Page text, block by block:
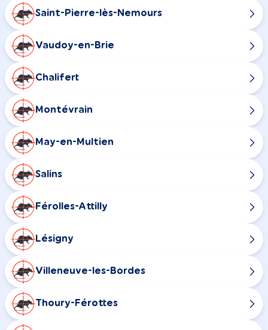
Saint-Pierre-lès-Nemours
Vaudoy-en-Brie
Chalifert
Montévrain
May-en-Multien
Salins
Férolles-Attilly
Lésigny
Villeneuve-les-Bordes
Thoury-Férottes